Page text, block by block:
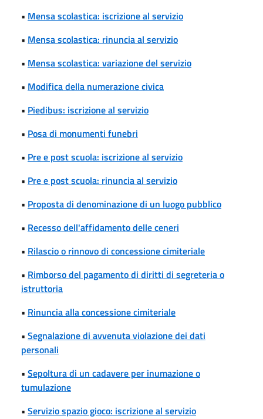
• Mensa scolastica: iscrizione al servizio
• Mensa scolastica: rinuncia al servizio
• Mensa scolastica: variazione del servizio
• Modifica della numerazione civica
• Piedibus: iscrizione al servizio
• Posa di monumenti funebri
• Pre e post scuola: iscrizione al servizio
• Pre e post scuola: rinuncia al servizio
• Proposta di denominazione di un luogo pubblico
• Recesso dell'affidamento delle ceneri
• Rilascio o rinnovo di concessione cimiteriale
• Rimborso del pagamento di diritti di segreteria o
istruttoria
• Rinuncia alla concessione cimiteriale
• Segnalazione di avvenuta violazione dei dati
personali
• Sepoltura di un cadavere per inumazione o
tumulazione
• Servizio spazio gioco: iscrizione al servizio